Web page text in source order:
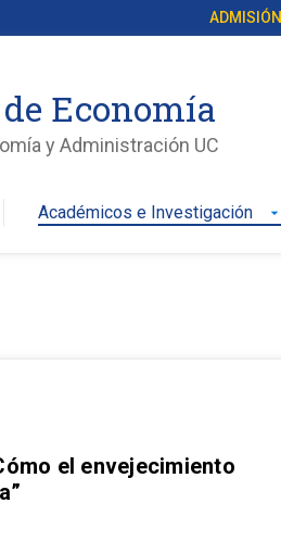
ADMISIÓN
Economía
y Administración UC
Académicos e Investigación arrow_drop_down
el envejecimiento